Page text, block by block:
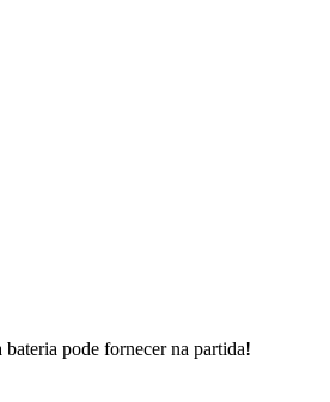
pode fornecer na partida!